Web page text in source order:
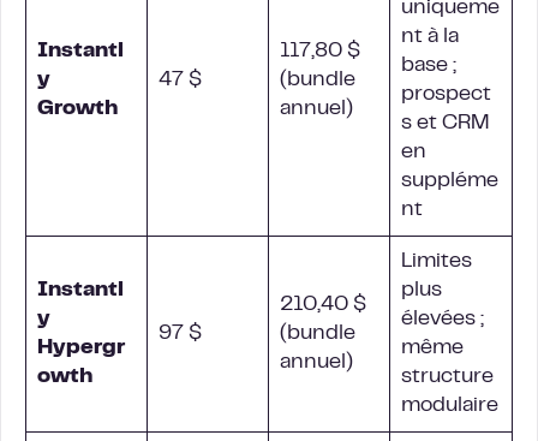
Instantl
y
Growth
47 $
117,80 $
(bundle
annuel)
uniqueme
nt à la
base ;
prospect
s et CRM
en
suppléme
nt
Instantl
y
Hypergr
owth
97 $
210,40 $
(bundle
annuel)
Limites
plus
élevées ;
même
structure
modulaire